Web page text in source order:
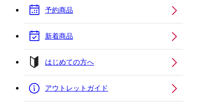
予約商品
新着商品
はじめての方へ
アウトレットガイド